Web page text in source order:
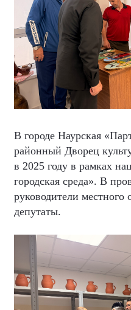
В городе Наурская
районный Дворец
в 2025 году в рамках
городская среда». В
руководители местного
депутаты.